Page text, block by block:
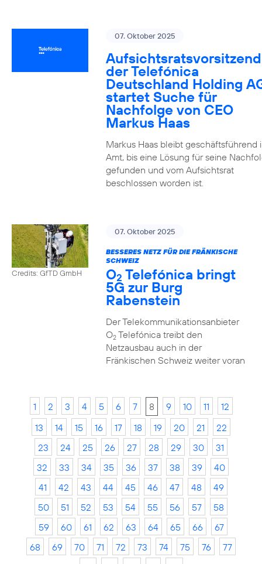
07. Oktober 2025
der Telefónica
Deutschland Holding
startet Suche für
Nachfolge von CEO
Markus Haas
Markus Haas bleibt geschäftsführend
Amt, bis eine Lösung für seine
gefunden und vom Aufsichtsrat
beschlossen worden ist.
Credits: GfTD GmbH
07. Oktober 2025
BESSERES NETZ FÜR DIE FRÄNKISCHE
SCHWEIZ
O2 Telefónica bringt
5G zur Burg
Rabenstein
Der Telekommunikationsanbieter
O2Telefónica treibt den
Netzausbau auch in der
Fränkischen Schweiz weiter voran
1 2 3 4 5 6 7 8 9 10 11
12
13
14 15 16 17 18 19 20 21
22
23
24 25 26 27 28 29 30
31
32
33 34 35 36 37 38 39
40
41
42 43 44 45 46 47 48
49
50
51 52 53 54 55 56 57
58
59
60 61 62 63 64 65 66
67
68
69 70 71 72 73 74 75 76
77